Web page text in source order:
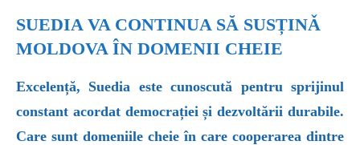
SUEDIA VA CONTINUA SĂ SUSȚINǍ
MOLDOVA ÎN DOMENII CHEIE
Excelență, Suedia este cunoscută pentru sprijinul
constant acordat democrației și dezvoltării durabile.
Care sunt domeniile cheie în care cooperarea dintre